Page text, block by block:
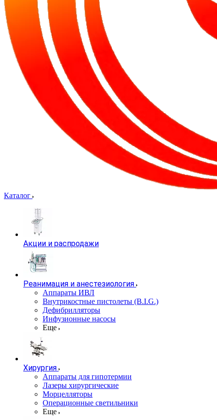
Каталог
Акции и распродажи
Реанимация и анестезиология
Аппараты ИВЛ
Внутрикостные пистолеты (B.I.G.)
Дефибрилляторы
Инфузионные насосы
Еще
Хирургия
Аппараты для гипотермии
Лазеры хирургические
Морцелляторы
Операционные светильники
Еще